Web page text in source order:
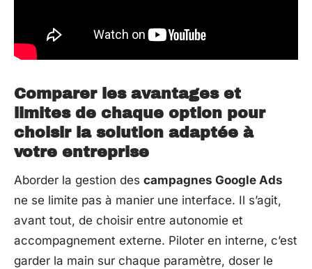
Comparer les avantages et
limites de chaque option pour
choisir la solution adaptée à
votre entreprise
Aborder la gestion des campagnes Google Ads
ne se limite pas à manier une interface. Il s’agit,
avant tout, de choisir entre autonomie et
accompagnement externe. Piloter en interne, c’est
garder la main sur chaque paramètre, doser le